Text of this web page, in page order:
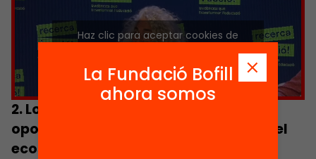
Haz clic para aceptar cookies de
marketing y permitir este contenido
2. Los programas de nuevas
oportunidades deben formar parte del
ecosistema educativo del territorio
La Fundació Bofill
ahora somos